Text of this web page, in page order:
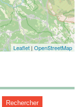
Leaflet |OpenStreetMap